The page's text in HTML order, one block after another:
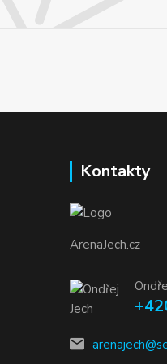
Kontakty
ArenaJech.cz